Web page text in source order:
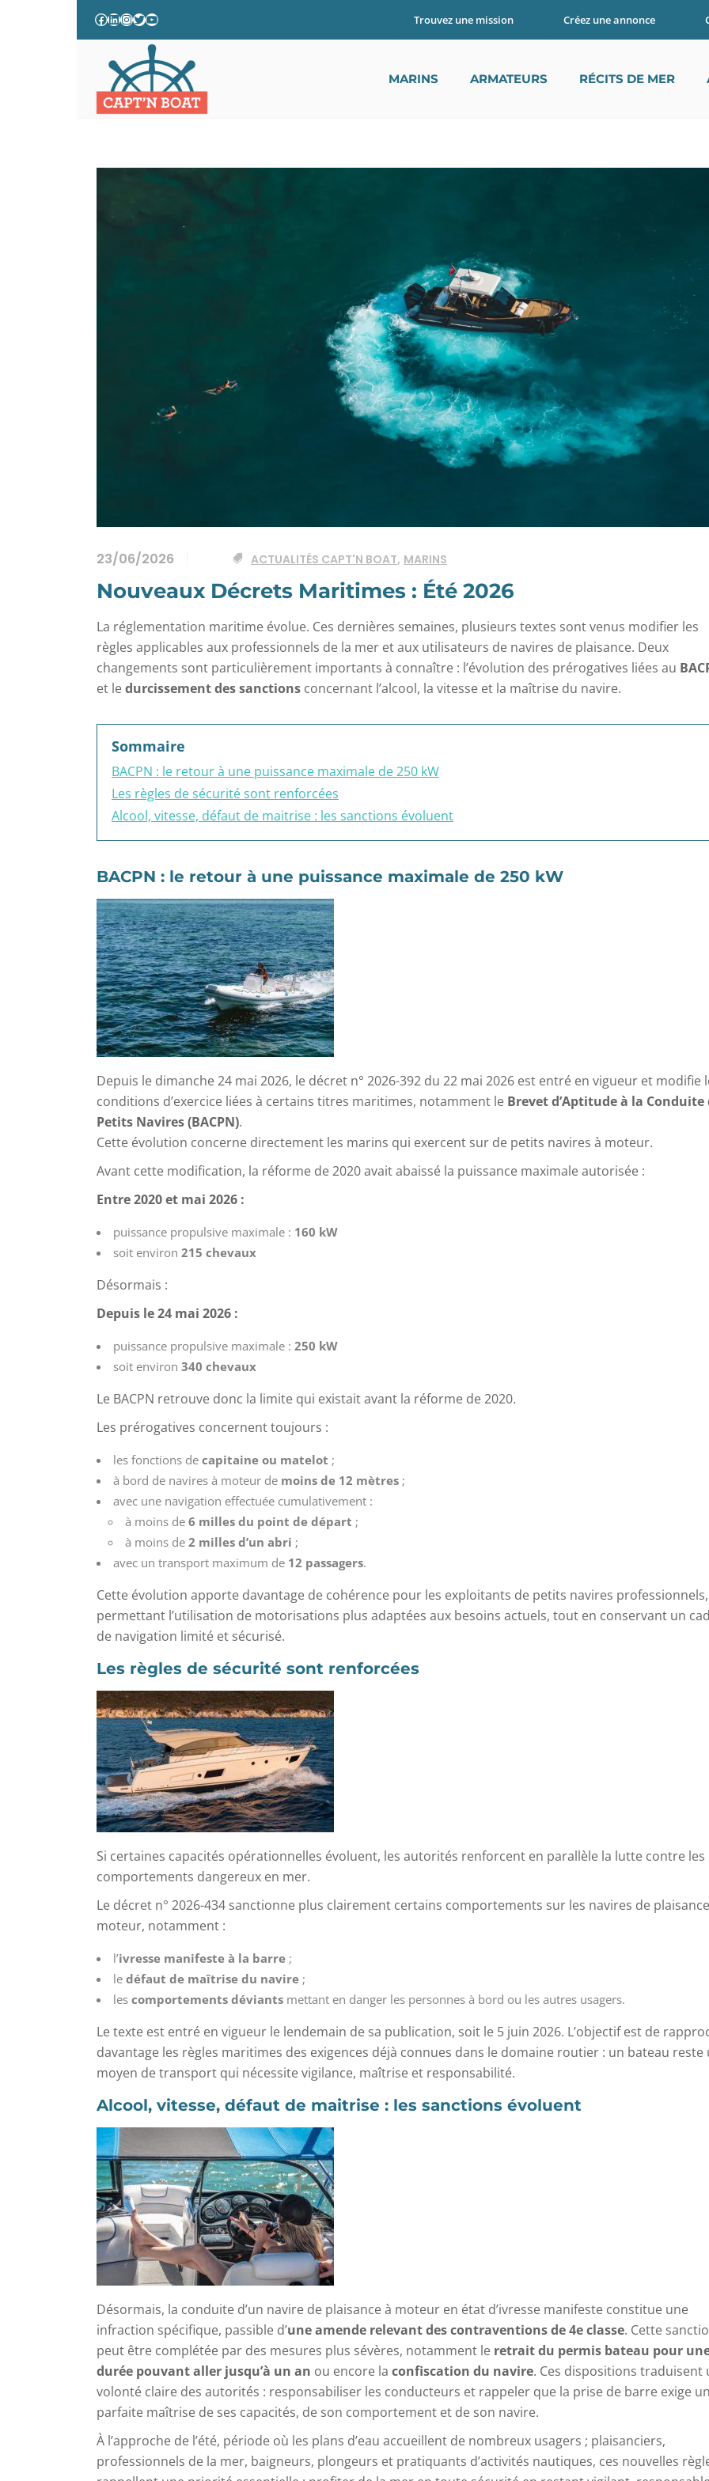
Trouvez une mission Créez une annonce
MARINS ARMATEURS RÉCITS DE MER
NOUVEAUX DÉCRETS MARITIMES : ÉTÉ 2026
23/06/2026 ACTUALITÉS CAPT'N BOAT, MARINS
Nouveaux Décrets Maritimes : Été 2026
La réglementation maritime évolue. Ces dernières semaines, plusieurs textes sont venus modifier les
règles applicables aux professionnels de la mer et aux utilisateurs de navires de plaisance. Deux
changements sont particulièrement importants à connaître : l’évolution des prérogatives liées au
et ledurcissement des sanctions concernant l’alcool, la vitesse et la maîtrise du navire.
Sommaire
BACPN : le retour à une puissance maximale de 250 kW
Les règles de sécurité sont renforcées
Alcool, vitesse, défaut de maitrise : les sanctions évoluent
BACPN : le retour à une puissance maximale de 250 kW
Depuis le dimanche 24 mai 2026, le décret n° 2026-392 du 22 mai 2026 est entré en vigueur et modifie
conditions d’exercice liées à certains titres maritimes, notamment le Brevet d’Aptitude à la Conduite
Petits Navires (BACPN).
Cette évolution concerne directement les marins qui exercent sur de petits navires à moteur.
Avant cette modification, la réforme de 2020 avait abaissé la puissance maximale autorisée :
Entre 2020 et mai 2026 :
puissance propulsive maximale : 160 kW
soit environ 215 chevaux
Désormais :
Depuis le 24 mai 2026 :
puissance propulsive maximale : 250 kW
soit environ 340 chevaux
Le BACPN retrouve donc la limite qui existait avant la réforme de 2020.
Les prérogatives concernent toujours :
les fonctions de capitaine ou matelot ;
à bord de navires à moteur de moins de 12 mètres ;
avec une navigation effectuée cumulativement :
à moins de 6 milles du point de départ ;
à moins de 2 milles d’un abri ;
avec un transport maximum de 12 passagers.
Cette évolution apporte davantage de cohérence pour les exploitants de petits navires
permettant l’utilisation de motorisations plus adaptées aux besoins actuels, tout en conservant un
de navigation limité et sécurisé.
Les règles de sécurité sont renforcées
Si certaines capacités opérationnelles évoluent, les autorités renforcent en parallèle la lutte contre les
comportements dangereux en mer.
Le décret n° 2026-434 sanctionne plus clairement certains comportements sur les navires de
moteur, notamment :
l’ivresse manifeste à la barre ;
le défaut de maîtrise du navire ;
les comportements déviants mettant en danger les personnes à bord ou les autres usagers.
Le texte est entré en vigueur le lendemain de sa publication, soit le 5 juin 2026. L’objectif est de
davantage les règles maritimes des exigences déjà connues dans le domaine routier : un bateau reste
moyen de transport qui nécessite vigilance, maîtrise et responsabilité.
Alcool, vitesse, défaut de maitrise : les sanctions évoluent
Désormais, la conduite d’un navire de plaisance à moteur en état d’ivresse manifeste constitue une
infraction spécifique, passible d’une amende relevant des contraventions de 4e classe. Cette
peut être complétée par des mesures plus sévères, notamment le retrait du permis bateau pour
durée pouvant aller jusqu’à un an ou encore la confiscation du navire. Ces dispositions traduisent
volonté claire des autorités : responsabiliser les conducteurs et rappeler que la prise de barre exige
parfaite maîtrise de ses capacités, de son comportement et de son navire.
À l’approche de l’été, période où les plans d’eau accueillent de nombreux usagers ; plaisanciers,
professionnels de la mer, baigneurs, plongeurs et pratiquants d’activités nautiques, ces nouvelles